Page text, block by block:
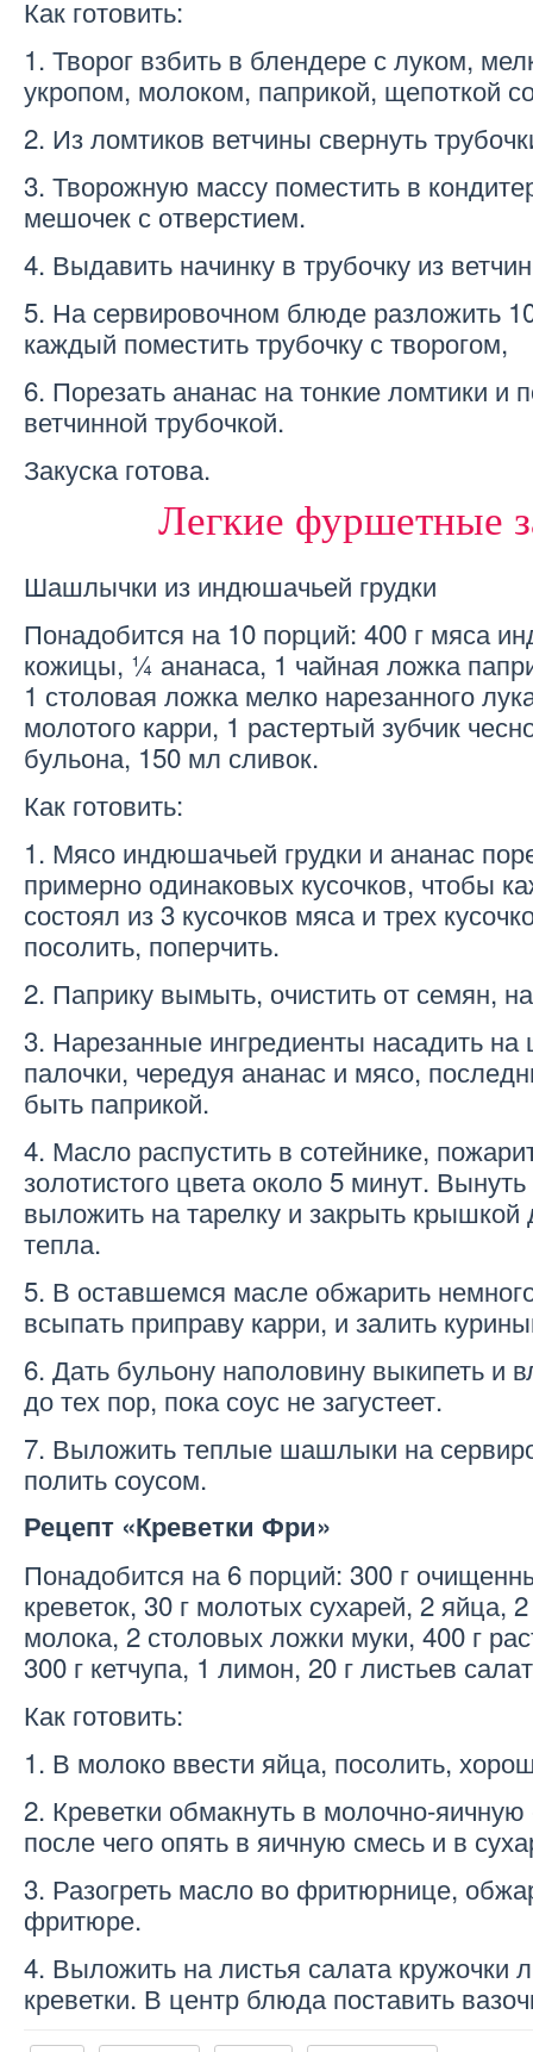
Как готовить:
1. Творог взбить в блендере с луком,
укропом, молоком, паприкой, щепоткой
2. Из ломтиков ветчины свернуть
3. Творожную массу поместить в
мешочек с отверстием.
4. Выдавить начинку в трубочку из
5. На сервировочном блюде разложить
каждый поместить трубочку с творогом,
6. Порезать ананас на тонкие ломтики и
ветчинной трубочкой.
Закуска готова.
Легкие фуршетные
Шашлычки из индюшачьей грудки
Понадобится на 10 порций: 400 г мяса
кожицы, ¼ ананаса, 1 чайная ложка
1 столовая ложка мелко нарезанного
молотого карри, 1 растертый зубчик
бульона, 150 мл сливок.
Как готовить:
1. Мясо индюшачьей грудки и ананас
примерно одинаковых кусочков, чтобы
состоял из 3 кусочков мяса и трех
посолить, поперчить.
2. Паприку вымыть, очистить от семян,
3. Нарезанные ингредиенты насадить
палочки, чередуя ананас и мясо,
быть паприкой.
4. Масло распустить в сотейнике,
золотистого цвета около 5 минут.
выложить на тарелку и закрыть крышкой
тепла.
5. В оставшемся масле обжарить
всыпать приправу карри, и залить
6. Дать бульону наполовину выкипеть и
до тех пор, пока соус не загустеет.
7. Выложить теплые шашлыки на
полить соусом.
Рецепт «Креветки Фри»
Понадобится на 6 порций: 300 г
креветок, 30 г молотых сухарей, 2 яйца,
молока, 2 столовых ложки муки, 400 г
300 г кетчупа, 1 лимон, 20 г листьев
Как готовить:
1. В молоко ввести яйца, посолить,
2. Креветки обмакнуть в молочно-
после чего опять в яичную смесь и в
3. Разогреть масло во фритюрнице,
фритюре.
4. Выложить на листья салата кружочки
креветки. В центр блюда поставить